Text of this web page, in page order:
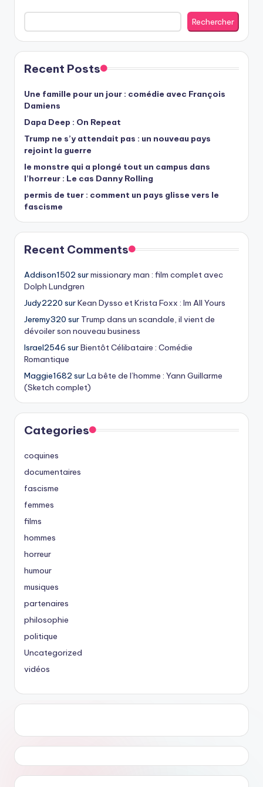
Rechercher
Recent Posts
Une famille pour un jour : comédie avec François
Damiens
Dapa Deep : On Repeat
Trump ne s’y attendait pas : un nouveau pays
rejoint la guerre
le monstre qui a plongé tout un campus dans
l’horreur : Le cas Danny Rolling
permis de tuer : comment un pays glisse vers le
fascisme
Recent Comments
Addison1502 surmissionary man : film complet avec
Dolph Lundgren
Judy2220 surKean Dysso et Krista Foxx : Im All Yours
Jeremy320 sur Trump dans un scandale, il vient de
dévoiler son nouveau business
Israel2546 surBientôt Célibataire : Comédie
Romantique
Maggie1682 surLa bête de l’homme : Yann Guillarme
(Sketch complet)
Categories
coquines
documentaires
fascisme
femmes
films
hommes
horreur
humour
musiques
partenaires
philosophie
politique
Uncategorized
vidéos